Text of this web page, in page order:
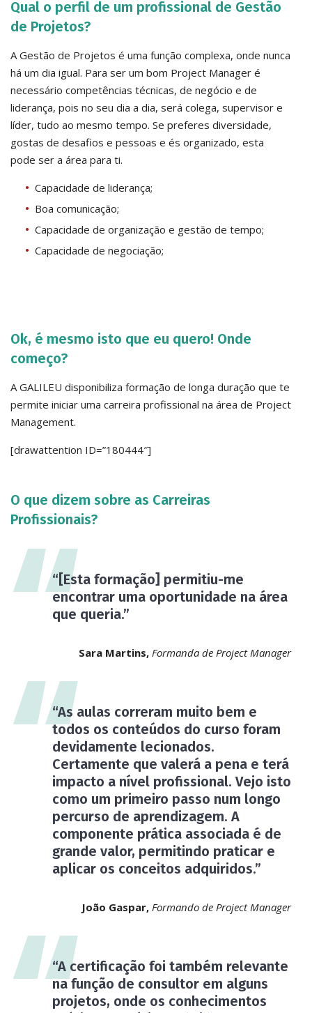
Qual o perfil de um profissional de Gestão
de Projetos?
A Gestão de Projetos é uma função complexa, onde nunca
há um dia igual. ​Para ser um bom Project Manager é
necessário competências técnicas, de negócio e de
liderança, pois no seu dia a dia, será colega, supervisor e
líder, tudo ao mesmo tempo. Se preferes diversidade,
gostas de desafios e pessoas e és organizado, esta
pode ser a área para ti.
Capacidade de liderança;
Boa comunicação;
Capacidade de organização e gestão de tempo;
Capacidade de negociação;
Ok, é mesmo isto que eu quero! Onde
começo?​​
A GALILEU disponibiliza formação de longa duração que te
permite iniciar uma carreira profissional na área de Project
Management.
[drawattention ID=”180444″]
O que dizem sobre as Carreiras
Profissionais?
“[Esta formação] permitiu-me
encontrar uma oportunidade na área
que queria.”
Sara Martins, Formanda de Project Manager
“As aulas correram muito bem e
todos os conteúdos do curso foram
devidamente lecionados.
Certamente que valerá a pena e terá
impacto a nível profissional. Vejo isto
como um primeiro passo num longo
percurso de aprendizagem. A
componente prática associada é de
grande valor, permitindo praticar e
aplicar os conceitos adquiridos.”
João Gaspar, Formando de Project Manager
“A certificação foi também relevante
na função de consultor em alguns
projetos, onde os conhecimentos